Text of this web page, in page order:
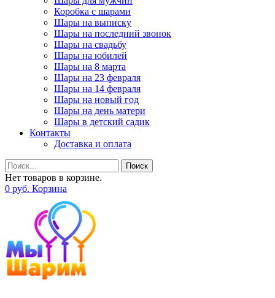
Коробка с шарами
Шары на выписку
Шары на последний звонок
Шары на свадьбу
Шары на юбилей
Шары на 8 марта
Шары на 23 февраля
Шары на 14 февраля
Шары на новый год
Шары на день матери
Шары в детский садик
Контакты
Доставка и оплата
Поиск
Нет товаров в корзине.
0 руб. Корзина